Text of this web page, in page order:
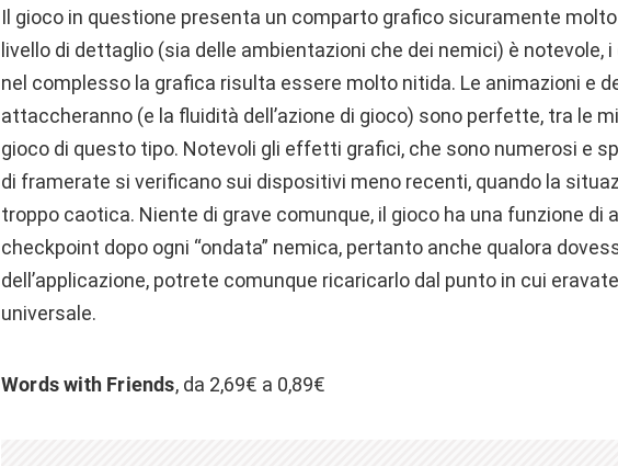
Il gioco in questione presenta un comparto grafico sicuramente molto
livello di dettaglio (sia delle ambientazioni che dei nemici) è notevole,
nel complesso la grafica risulta essere molto nitida. Le animazioni e
attaccheranno (e la fluidità dell’azione di gioco) sono perfette, tra le
gioco di questo tipo. Notevoli gli effetti grafici, che sono numerosi e
di framerate si verificano sui dispositivi meno recenti, quando la
troppo caotica. Niente di grave comunque, il gioco ha una funzione di
checkpoint dopo ogni “ondata” nemica, pertanto anche qualora
dell’applicazione, potrete comunque ricaricarlo dal punto in cui
universale.
Words with Friends, da 2,69€ a 0,89€